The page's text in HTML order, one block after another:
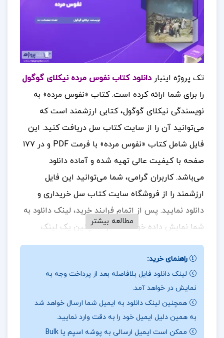
تک پروژه اینبار دانلود کتاب نفوس مرده نیکلای گوگول
را برای شما ارائه کرده است.کتاب «نفوس مرده» به
نویسندگی نیکلای گوگول، کتابی ارزشمند است که
می‌توانید آن را از سایت کتاب سل دریافت کنید. این
فایل شامل کتاب «نفوس مرده» با فرمت PDF و در ١٧٧
صفحه با کیفیت عالی تهیه شده و آماده دانلود
می‌باشد.کاربران گرامی، شما می‌توانید این فایل
ارزشمند را از فروشگاه سایت کتاب سل خریداری و
دانلود نمایید. پس از اتمام فرایند خرید، لینک دانلود به
شما نمایش داده خواهد شد و همچنین یک لینک
دانلود به ایمیل شما ارسال می‌گردد. بنابراین، لطفاً در
هنگام خرید، دقت کافی را در وارد کردن آدرس ایمیل
خود داشته باشید تا در دریافت فایل با مشکلی مواجه
نشوید.در ادامه، بخش‌هایی از متن این فایل آورده شده
برای خرید و دانلود کتاب های بیشتر همراه
پروژه
باشید.
مطالعه بیشتر
راهنمای خرید:
لینک دانلود فایل بلافاصله بعد از پرداخت وجه به
نمایش در خواهد آمد.
همچنین لینک دانلود به ایمیل شما ارسال خواهد شد
به همین دلیل ایمیل خود را به دقت وارد نمایید.
ممکن است ایمیل ارسالی به پوشه اسپم یا Bulk